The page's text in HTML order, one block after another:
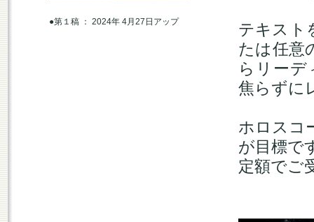
●第１稿 ： 2024年 4月27日アップ
テキスト
たは任意
らリー
焦らずに
ホロスコ
が目標で
定額でご